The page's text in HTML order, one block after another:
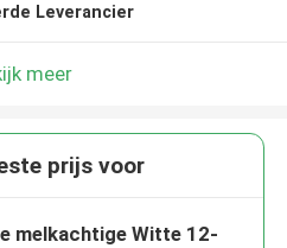
Leverancier
meer
prijs voor
melkachtige Witte 12-